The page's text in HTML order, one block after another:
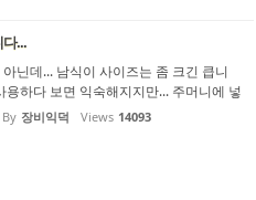
니다. 재밌는건 IR beam port가 전원 버
데 J One에선 하드웨어적으로 IR beam
작동이 불가능했던 것. ...
...
닌데... 남식이 사이즈는 좀 크긴 큽니
용하다 보면 익숙해지지만... 주머니에 넣
그래서 항상 뒷주머니에 넣곤했는데 이
던 사이즈입니다.. 사실.. G2가 안나왔다
By 장비익덕 Views 14093